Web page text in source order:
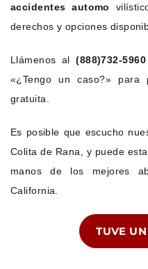
accidentes automo
derechos y opciones
Llámenos al(888)732-5960
«¿Tengo un caso?» para
gratuita.
Es posible que escucho
Colita de Rana, y puede
manos de los mejores
California.
TUVE